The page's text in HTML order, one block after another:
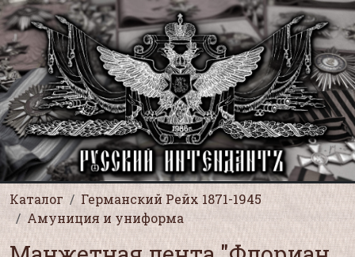
Каталог
Германский Рейх 1871-1945
Амуниция и униформа